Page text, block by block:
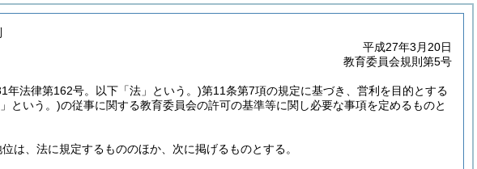
平成27年3月20日
教育委員会規則第5号
年法律第162号。以下「法」という。)第11条第7項の規定に基づき、営利を目的とする
という。)の従事に関する教育委員会の許可の基準等に関し必要な事項を定めるものと
は、法に規定するもののほか、次に掲げるものとする。